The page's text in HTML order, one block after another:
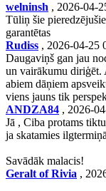
welninsh , 2026-04-
Tūliņ šie
garantētas
Rudiss , 2026-04-25
Daugaviņš gan jau
un vairākumu diriģēt.
abiem dāņiem
viens jauns tik
ANDZA84 , 2026-
Jā , Ciba protams
ja skatamies
Savādāk malacis!
Geralt of Rivia ,